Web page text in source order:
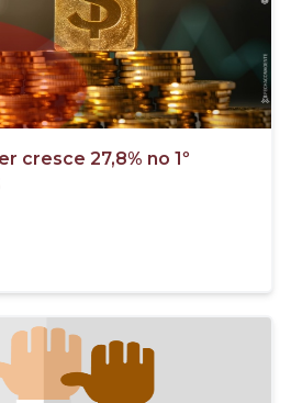
cresce 27,8% no 1º